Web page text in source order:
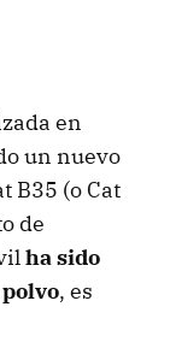
en
un nuevo
B35 (o Cat
de
ha sido
, es